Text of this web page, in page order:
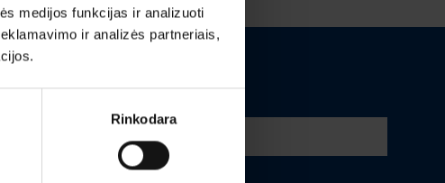
medijos funkcijas ir analizuoti
ir analizės partneriais,
Rinkodara